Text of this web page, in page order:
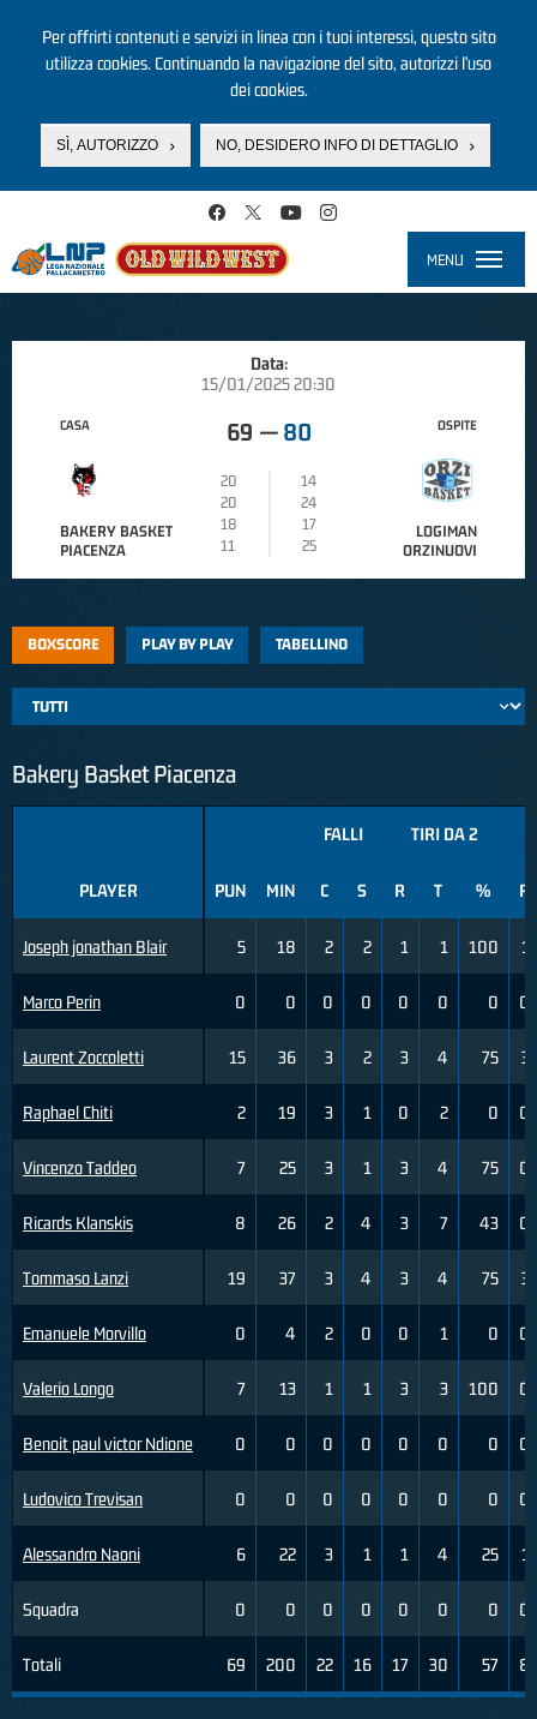
Per offrirti contenuti e servizi in linea con i tuoi interessi, questo sito
utilizza cookies. Continuando la navigazione del sito, autorizzi l’uso
dei cookies.
SÌ, AUTORIZZO NO, DESIDERO INFO DI DETTAGLIO
MENU
Data:
15/01/2025 20:30
CASA
BAKERY BASKET
PIACENZA
69 — 80
20
14
20
24
18
17
11
25
OSPITE
LOGIMAN
ORZINUOVI
BOXSCORE PLAY BY PLAY TABELLINO
Bakery Basket Piacenza
PLAYER
Joseph jonathan Blair
Marco Perin
Laurent Zoccoletti
Raphael Chiti
Vincenzo Taddeo
Ricards Klanskis
Tommaso Lanzi
Emanuele Morvillo
Valerio Longo
Benoit paul victor Ndione
Ludovico Trevisan
Alessandro Naoni
Squadra
Totali
FALLI TIRI DA 2
PUN MIN C S R T % R
5 18 2 2 1 1 100 1
0 0 0 0 0 0 0 0
15 36 3 2 3 4 75 3
2 19 3 1 0 2 0 0
7 25 3 1 3 4 75 0
8 26 2 4 3 7 43 0
19 37 3 4 3 4 75 3
0 4 2 0 0 1 0 0
7 13 1 1 3 3 100 0
0 0 0 0 0 0 0 0
0 0 0 0 0 0 0 0
6 22 3 1 1 4 25 1
0 0 0 0 0 0 0 0
69 200 22 16 17 30 57 8